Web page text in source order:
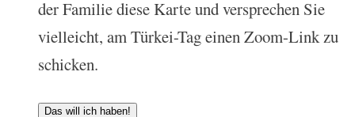
der Familie diese Karte und versprechen Sie
vielleicht, am Türkei-Tag einen Zoom-Link zu
schicken.
Das will ich haben!